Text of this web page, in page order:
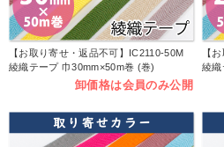
【お取り寄せ・返品不可】IC2110-50M
綾織テープ 巾30mm×50m巻 (巻)
卸価格は会員のみ公開
【
綾織